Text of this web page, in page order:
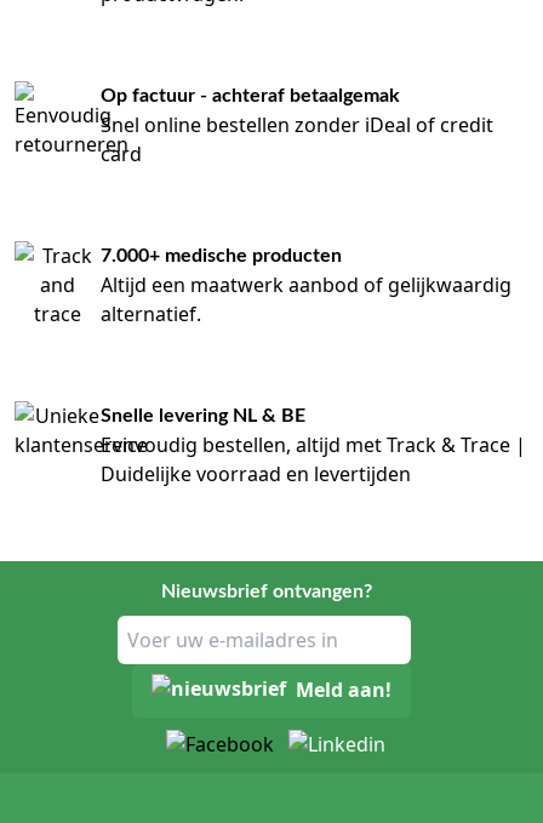
Op factuur - achteraf betaalgemak
Snel online bestellen zonder iDeal of credit
card
7.000+ medische producten
Altijd een maatwerk aanbod of gelijkwaardig
alternatief.
Snelle levering NL & BE
Eenvoudig bestellen, altijd met Track & Trace |
Duidelijke voorraad en levertijden
Nieuwsbrief ontvangen?
Meld aan!